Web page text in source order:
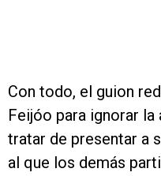
Con todo, el guion
Feijóo para ignorar
tratar de presentar a
al que los demás